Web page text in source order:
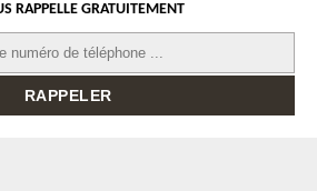
RAPPELLE GRATUITEMENT